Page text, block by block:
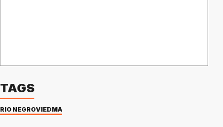
TAGS
RIO NEGROVIEDMA